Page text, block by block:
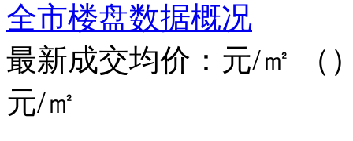
全市楼盘数据概况
最新成交均价： 元/㎡ （
元/㎡